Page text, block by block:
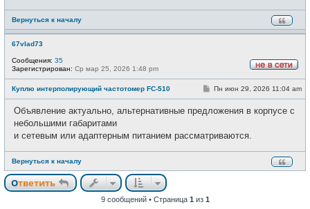
Вернуться к началу
67vlad73
в
с
Сообщения: 35
Зарегистрирован: Ср мар 25, 2026 1:48 pm
Куплю интерполирующий частотомер FC-510
С
б
н
е
Пн июн 29, 2026 11:04 am
Объявление актуально, альтернативные предложения в корпусе с
небольшими габаритами
и сетевым или адаптерным питанием рассматриваются.
Вернуться к началу
Ответить
9 сообщений • Страница 1 из 1